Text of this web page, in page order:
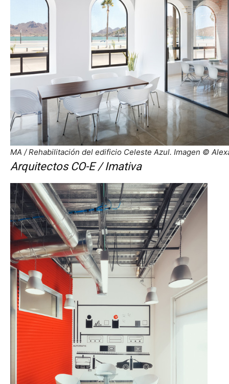
MA / Rehabilitación del edificio Celeste Azul. Imagen ©
Arquitectos CO-E / Imativa